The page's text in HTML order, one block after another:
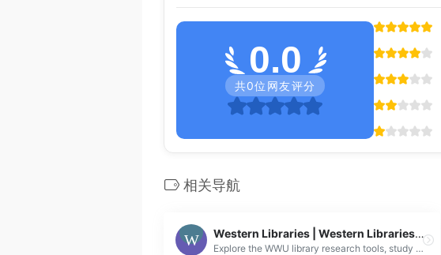
0.0
共0位网友评分
相关导航
Western Libraries | Western Libraries | Western Washington University
Explore the WWU library research tools, study spaces, tutoring, and extensive collections supporting student success at Western Washington University.